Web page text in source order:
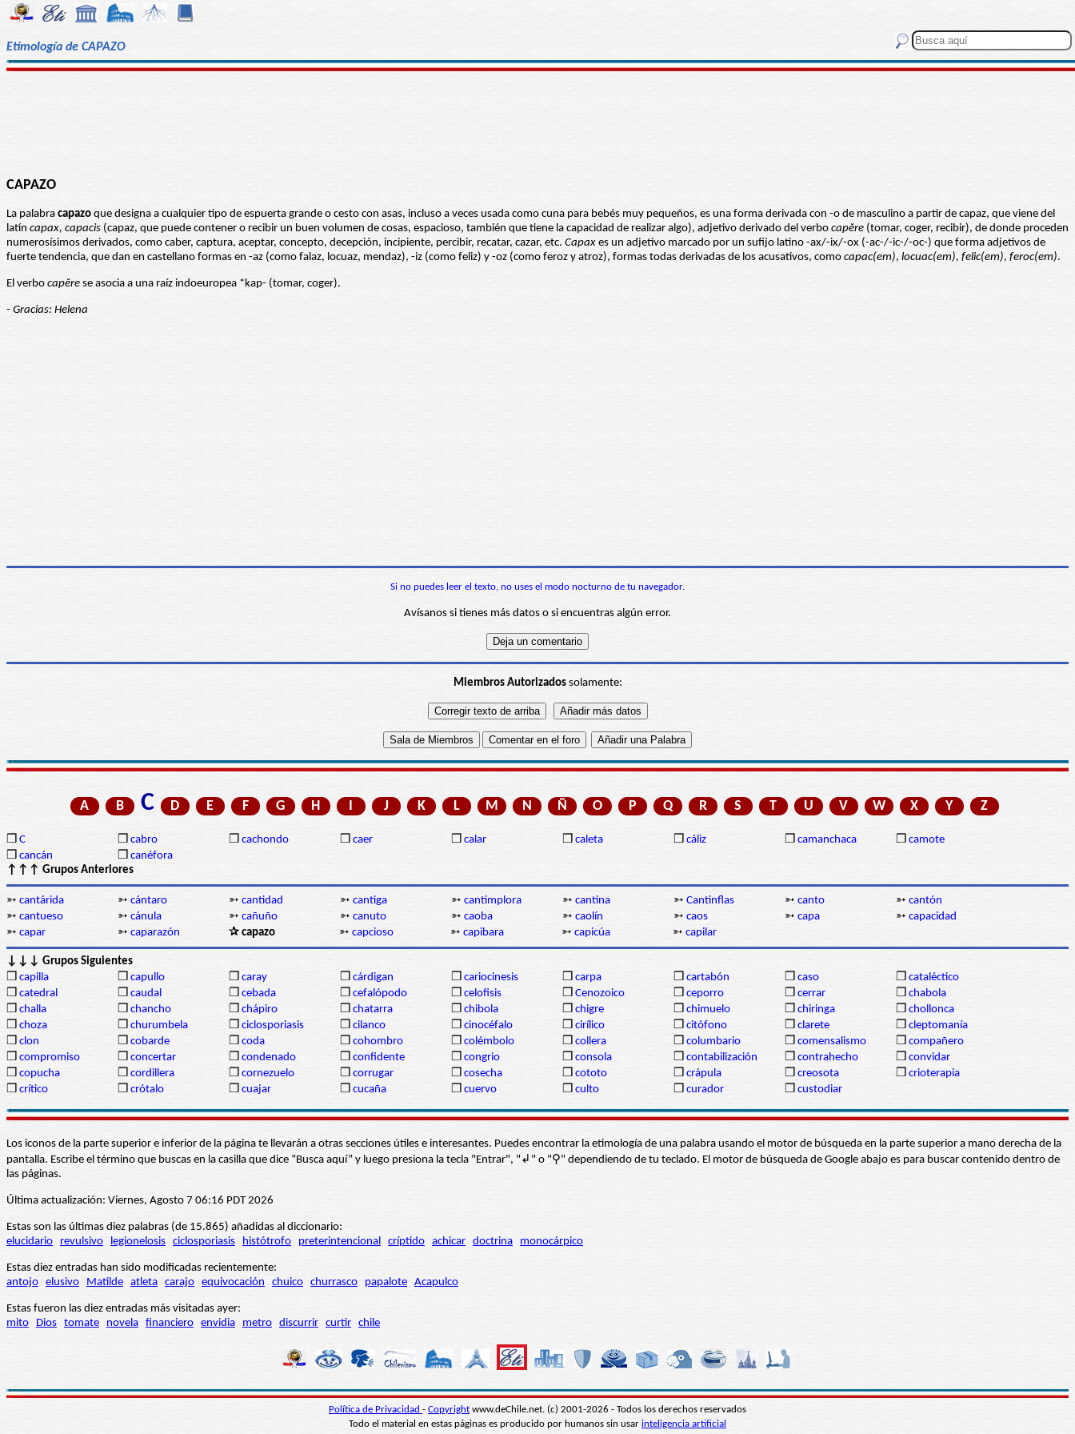
Etimología de CAPAZO
CAPAZO
La palabra capazo que designa a cualquier tipo de espuerta grande o cesto con asas, incluso a veces usada como cuna para bebés muy pequeños, es una forma derivada con -o de masculino a partir de capaz, que viene del
latín capax, capacis (capaz, que puede contener o recibir un buen volumen de cosas, espacioso, también que tiene la capacidad de realizar algo), adjetivo derivado del verbo capĕre (tomar, coger, recibir), de donde proceden
numerosísimos derivados, como caber, captura, aceptar, concepto, decepción, incipiente, percibir, recatar, cazar, etc. Capax es un adjetivo marcado por un sufijo latino -ax/-ix/-ox (-ac-/-ic-/-oc-) que forma adjetivos de
fuerte tendencia, que dan en castellano formas en -az (como falaz, locuaz, mendaz), -iz (como feliz) y -oz (como feroz y atroz), formas todas derivadas de los acusativos, como capac(em), locuac(em), felic(em), feroc(em).
El verbo capĕre se asocia a una raíz indoeuropea *kap- (tomar, coger).
- Gracias: Helena
Si no puedes leer el texto, no uses el modo nocturno de tu navegador.
Avísanos si tienes más datos o si encuentras algún error.
Miembros Autorizadossolamente:
A B C D E F G H I J K L M N Ñ O P Q R S T U V W X Y Z
❒ C ❒ cabro ❒ cachondo ❒ caer ❒ calar ❒ caleta ❒ cáliz ❒ camanchaca ❒ camote
❒ cancán ❒ canéfora
↑↑↑ Grupos Anteriores
➳ cantárida ➳ cántaro ➳ cantidad ➳ cantiga ➳ cantimplora ➳ cantina ➳ Cantinflas ➳ canto ➳ cantón
➳ cantueso ➳ cánula ➳ cañuño ➳ canuto ➳ caoba ➳ caolín ➳ caos ➳ capa ➳ capacidad
➳ capar ➳ caparazón ✰ capazo ➳ capcioso ➳ capibara ➳ capicúa ➳ capilar
↓↓↓ Grupos Siguientes
❒ capilla ❒ capullo ❒ caray ❒ cárdigan ❒ cariocinesis ❒ carpa ❒ cartabón ❒ caso ❒ cataléctico
❒ catedral ❒ caudal ❒ cebada ❒ cefalópodo ❒ celofisis ❒ Cenozoico ❒ ceporro ❒ cerrar ❒ chabola
❒ challa ❒ chancho ❒ chápiro ❒ chatarra ❒ chibola ❒ chigre ❒ chimuelo ❒ chiringa ❒ chollonca
❒ choza ❒ churumbela ❒ ciclosporiasis ❒ cilanco ❒ cinocéfalo ❒ cirílico ❒ citófono ❒ clarete ❒ cleptomanía
❒ clon ❒ cobarde ❒ coda ❒ cohombro ❒ colémbolo ❒ collera ❒ columbario ❒ comensalismo ❒ compañero
❒ compromiso ❒ concertar ❒ condenado ❒ confidente ❒ congrio ❒ consola ❒ contabilización ❒ contrahecho ❒ convidar
❒ copucha ❒ cordillera ❒ cornezuelo ❒ corrugar ❒ cosecha ❒ cototo ❒ crápula ❒ creosota ❒ crioterapia
❒ crítico ❒ crótalo ❒ cuajar ❒ cucaña ❒ cuervo ❒ culto ❒ curador ❒ custodiar
Los iconos de la parte superior e inferior de la página te llevarán a otras secciones útiles e interesantes. Puedes encontrar la etimología de una palabra usando el motor de búsqueda en la parte superior a mano derecha de la
pantalla. Escribe el término que buscas en la casilla que dice “Busca aquí” y luego presiona la tecla "Entrar", "↲" o "⚲" dependiendo de tu teclado. El motor de búsqueda de Google abajo es para buscar contenido dentro de
las páginas.
Última actualización: Viernes, Agosto 7 06:16 PDT 2026
Estas son las últimas diez palabras (de 15.865) añadidas al diccionario:
elucidario
revulsivo legionelosis ciclosporiasis histótrofo preterintencional críptido achicar doctrina monocárpico
Estas diez entradas han sido modificadas recientemente:
antojo elusivo Matilde atleta carajo equivocación chuico churrasco papalote Acapulco
Estas fueron las diez entradas más visitadas ayer:
mito
Dios tomate novela financiero envidia metro discurrir curtir chile
Política de Privacidad - Copyright www.deChile.net. (c) 2001-2026 - Todos los derechos reservados
Todo el material en estas páginas es producido por humanos sin usar inteligencia artificial